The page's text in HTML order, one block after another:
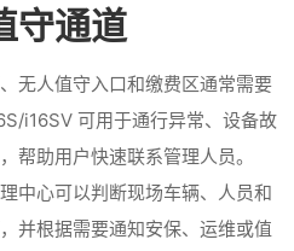
守通道
无人值守入口和缴费区通常需要
i16SV 可用于通行异常、设备故
帮助用户快速联系管理人员。
中心可以判断现场车辆、人员和
并根据需要通知安保、运维或值